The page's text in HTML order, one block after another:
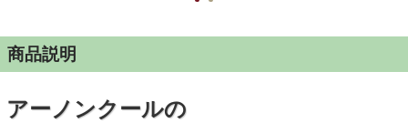
商品説明
アーノンクールの